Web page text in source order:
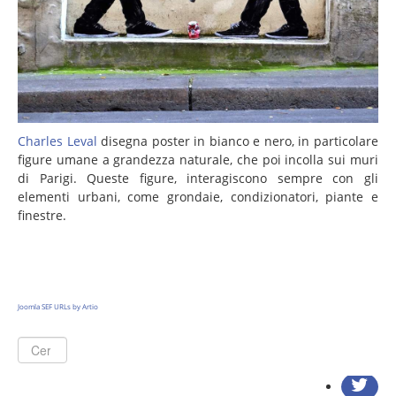
La pubblicità
Grafica e multimedia
Advertising: la creatività prima di tutto
Il marketing
L' architettura
Copywriting
Il metodo
Chi ci ispira
Le nuvole
Graficamente
Charles Leval disegna poster in bianco e nero, in particolare
figure umane a grandezza naturale, che poi incolla sui muri
di Parigi. Queste figure, interagiscono sempre con gli
elementi urbani, come grondaie, condizionatori, piante e
finestre.
Joomla SEF URLs by Artio